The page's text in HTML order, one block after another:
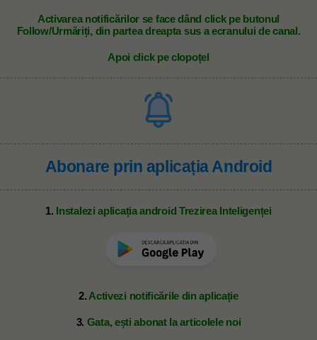
Activarea notificărilor se face dând click pe butonul
Follow/Urmăriți, din partea dreapta sus a ecranului de canal.
Apoi click pe clopoțel
Abonare prin aplicația Android
1. Instalezi aplicația android Trezirea Inteligenței
2. Activezi notificările din aplicație
3. Gata, ești abonat la articolele noi